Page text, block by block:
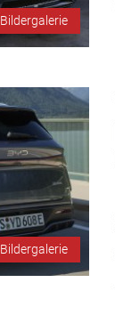
Bildergalerie
Bildergalerie